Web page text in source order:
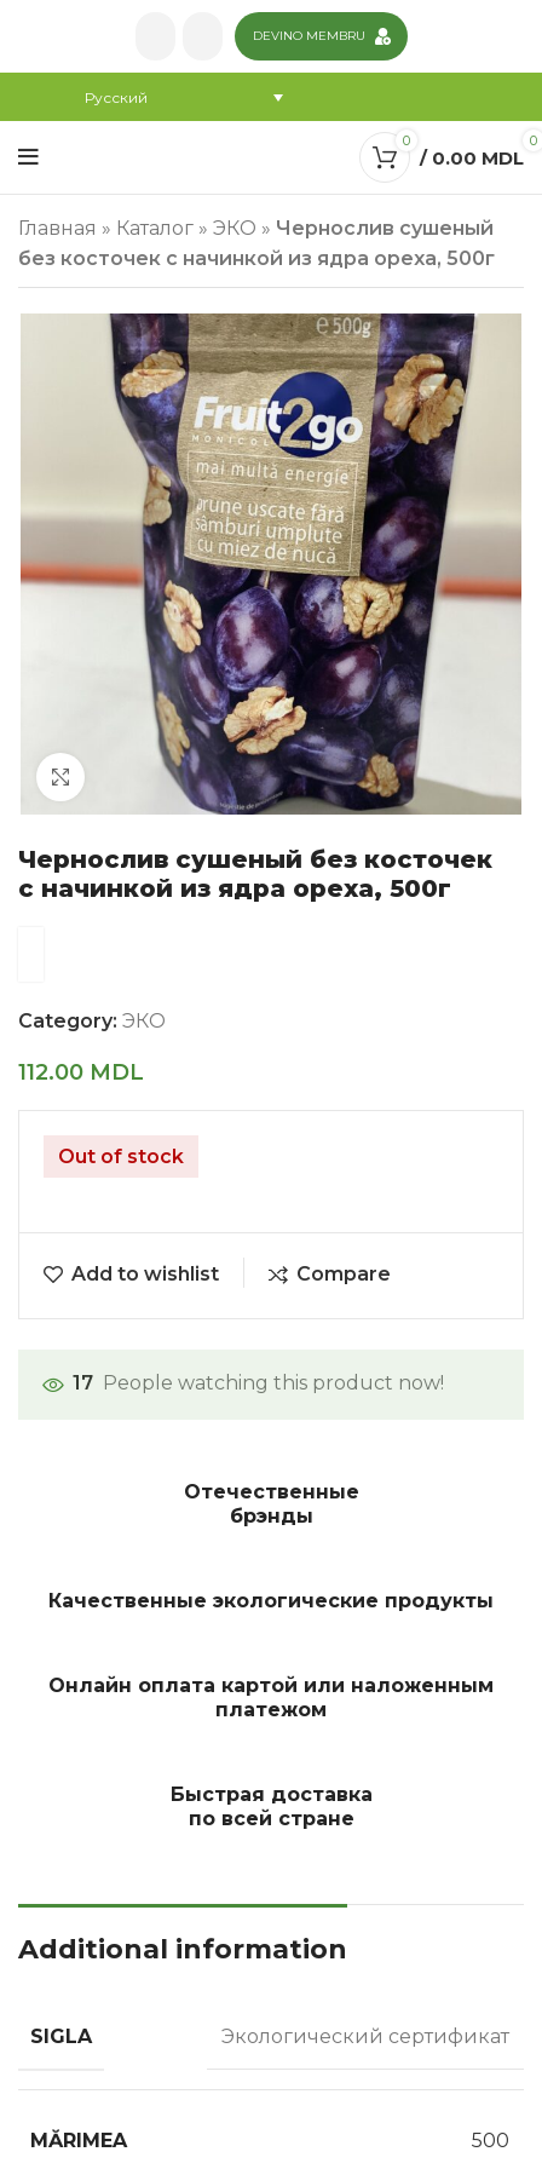
DEVINO MEMBRU
Русский
0 0
/ 0.00 MDL
Главная » Каталог » ЭКО » Чернослив сушеный
без косточек с начинкой из ядра ореха, 500г
Click to enlarge
Чернослив сушеный без косточек
с начинкой из ядра ореха, 500г
Category: ЭКО
112.00 MDL
Out of stock
Add to wishlist Compare
17 People watching this product now!
Отечественные
брэнды
Качественные экологические продукты
Онлайн оплата картой или наложенным
платежом
Быстрая доставка
по всей стране
Additional information
SIGLA Экологический сертификат
MĂRIMEA 500